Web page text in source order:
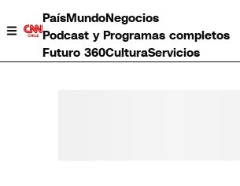
PaísMundoNegocios
Podcast y Programas completos
Futuro 360CulturaServicios